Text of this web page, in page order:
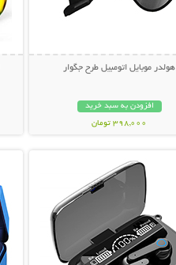
هولدر موبایل اتومبیل طرح جگوار
افزودن به سبد خرید
398,000 تومان